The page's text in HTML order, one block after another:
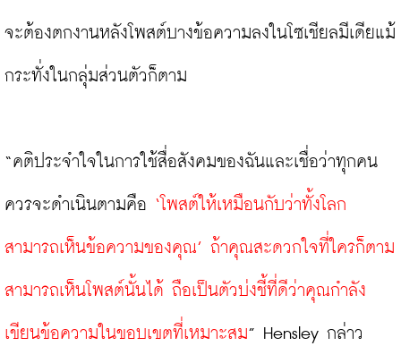
จะต้องตกงานหลังโพสต์บางข้อความลงในโซเชียลมีเดียแม้
กระทั่งในกลุ่มส่วนตัวก็ตาม
“คติประจำใจในการใช้สื่อสังคมของฉันและเชื่อว่าทุกคน
ควรจะดำเนินตามคือ ‘โพสต์ให้เหมือนกับว่าทั้งโลก
สามารถเห็นข้อความของคุณ’ ถ้าคุณสะดวกใจที่ใครก็ตาม
สามารถเห็นโพสต์นั้นได้ ถือเป็นตัวบ่งชี้ที่ดีว่าคุณกำลัง
เขียนข้อความในขอบเขตที่เหมาะสม” Hensley กล่าว